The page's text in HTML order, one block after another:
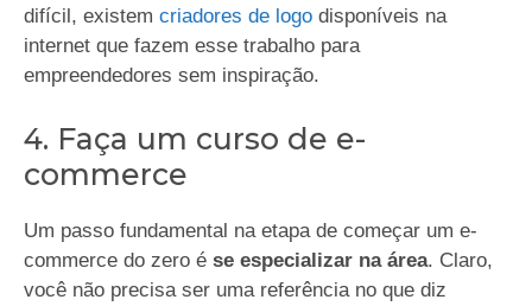
difícil, existem criadores de logo disponíveis na
internet que fazem esse trabalho para
empreendedores sem inspiração.
4. Faça um curso de e-
commerce
Um passo fundamental na etapa de começar um e-
commerce do zero é se especializar na área. Claro,
você não precisa ser uma referência no que diz